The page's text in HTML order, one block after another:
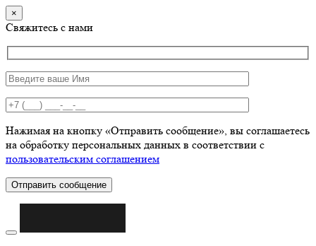
×
Свяжитесь с нами
Нажимая на кнопку «Отправить сообщение», вы соглашаетесь
на обработку персональных данных в соответствии с
пользовательским соглашением
Отправить сообщение